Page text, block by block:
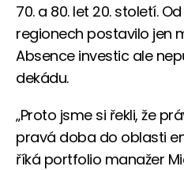
70. a 80. let 20. století.
regionech postavilo jen
Absence investic ale
dekádu.
„Proto jsme si řekli, že
pravá doba do oblasti
říká portfolio manažer